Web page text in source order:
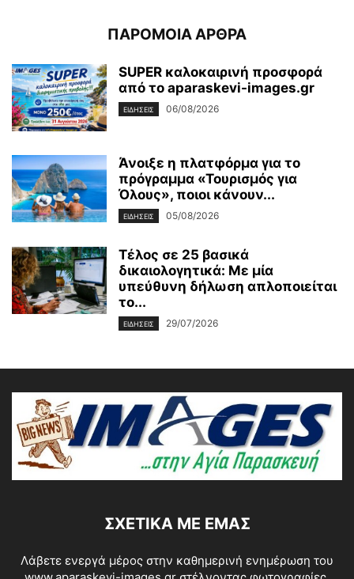
ΠΑΡΟΜΟΙΑ ΑΡΘΡΑ
SUPER καλοκαιρινή προσφορά
από το aparaskevi-images.gr
ΕΙΔΗΣΕΙΣ 06/08/2026
Άνοιξε η πλατφόρμα για το
πρόγραμμα «Τουρισμός για
Όλους», ποιοι κάνουν...
ΕΙΔΗΣΕΙΣ 05/08/2026
Τέλος σε 25 βασικά
δικαιολογητικά: Με μία
υπεύθυνη δήλωση απλοποιείται
το...
ΕΙΔΗΣΕΙΣ 29/07/2026
ΣΧΕΤΙΚΆ ΜΕ ΕΜΆΣ
Λάβετε ενεργά μέρος στην καθημερινή ενημέρωση του